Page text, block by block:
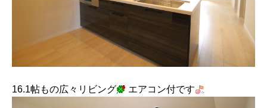
16.1帖もの広々リビング エアコン付です